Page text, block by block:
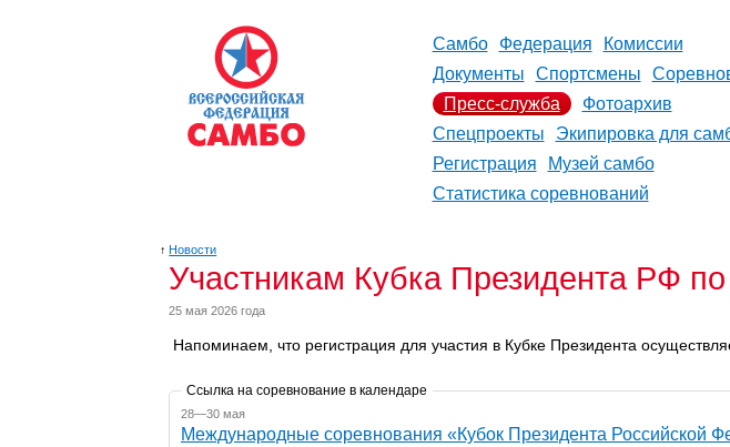
Самбо Федерация
Комиссии
Документы
Спортсмены
Пресс-служба
Фотоархив
Спецпроекты
Экипировка для
Регистрация
Музей самбо
Статистика соревнований
↑ Новости
Участникам Кубка Президента РФ
25 мая 2026 года
Напоминаем, что регистрация для участия в Кубке Президента
Ссылка на соревнование в календаре
28—30 мая
Международные соревнования «Кубок Президента Российской